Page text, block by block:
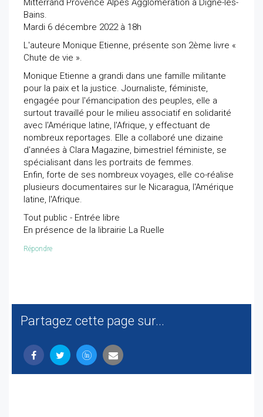
Mitterrand Provence Alpes Agglomération à Digne-les-
Bains.
Mardi 6 décembre 2022 à 18h
L'auteure Monique Etienne, présente son 2ème livre «
Chute de vie ».
Monique Etienne a grandi dans une famille militante
pour la paix et la justice. Journaliste, féministe,
engagée pour l'émancipation des peuples, elle a
surtout travaillé pour le milieu associatif en solidarité
avec l'Amérique latine, l'Afrique, y effectuant de
nombreux reportages. Elle a collaboré une dizaine
d'années à Clara Magazine, bimestriel féministe, se
spécialisant dans les portraits de femmes.
Enfin, forte de ses nombreux voyages, elle co-réalise
plusieurs documentaires sur le Nicaragua, l'Amérique
latine, l'Afrique.
Tout public - Entrée libre
En présence de la librairie La Ruelle
Répondre
Partagez cette page sur...